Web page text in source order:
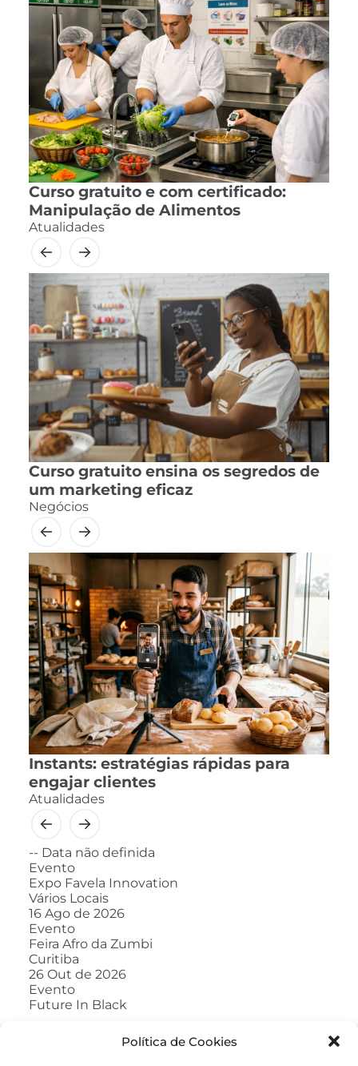
Política de Cookies
Curso gratuito e com certificado:
Manipulação de Alimentos
Atualidades
Curso gratuito ensina os segredos de
um marketing eficaz
Negócios
Instants: estratégias rápidas para
engajar clientes
Atualidades
-- Data não definida
Evento
Expo Favela Innovation
Vários Locais
16 Ago de 2026
Evento
Feira Afro da Zumbi
Curitiba
26 Out de 2026
Evento
Future In Black